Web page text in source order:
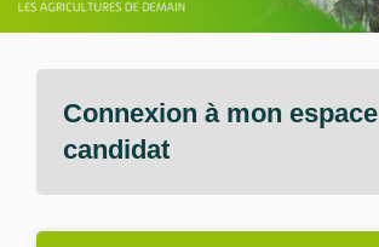
Connexion à mon espace
candidat